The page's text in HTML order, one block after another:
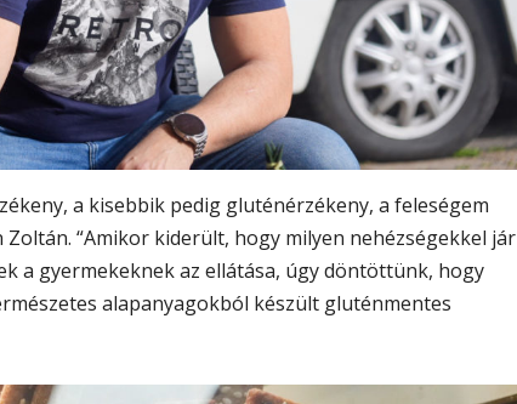
a kisebbik pedig gluténérzékeny, a feleségem
Zoltán. “Amikor kiderült, hogy milyen nehézségekkel jár
a gyermekeknek az ellátása, úgy döntöttünk, hogy
alapanyagokból készült gluténmentes